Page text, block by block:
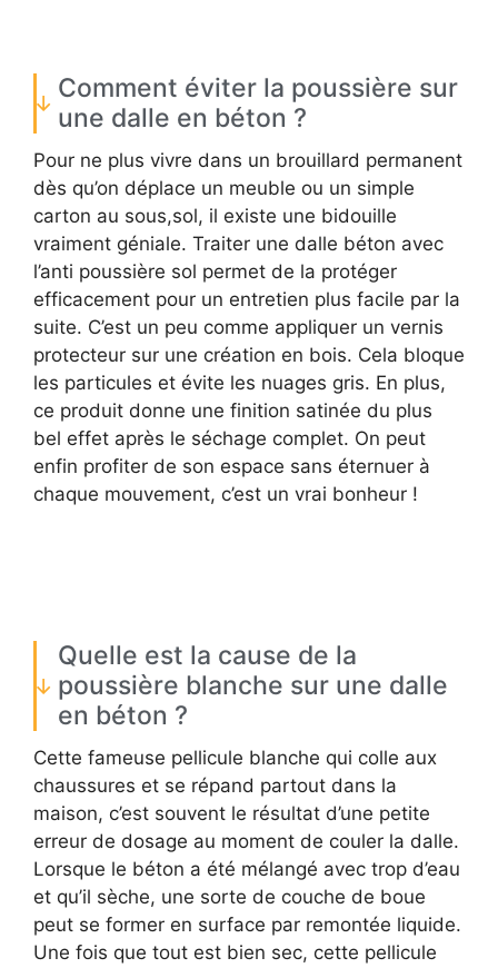
Comment éviter la poussière sur
une dalle en béton ?
Pour ne plus vivre dans un brouillard permanent
dès qu’on déplace un meuble ou un simple
carton au sous,sol, il existe une bidouille
vraiment géniale. Traiter une dalle béton avec
l’anti poussière sol permet de la protéger
efficacement pour un entretien plus facile par la
suite. C’est un peu comme appliquer un vernis
protecteur sur une création en bois. Cela bloque
les particules et évite les nuages gris. En plus,
ce produit donne une finition satinée du plus
bel effet après le séchage complet. On peut
enfin profiter de son espace sans éternuer à
chaque mouvement, c’est un vrai bonheur !
Quelle est la cause de la
poussière blanche sur une dalle
en béton ?
Cette fameuse pellicule blanche qui colle aux
chaussures et se répand partout dans la
maison, c’est souvent le résultat d’une petite
erreur de dosage au moment de couler la dalle.
Lorsque le béton a été mélangé avec trop d’eau
et qu’il sèche, une sorte de couche de boue
peut se former en surface par remontée liquide.
Une fois que tout est bien sec, cette pellicule